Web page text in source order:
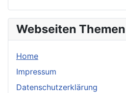
Webseiten Themen
Home
Impressum
Datenschutzerklärung